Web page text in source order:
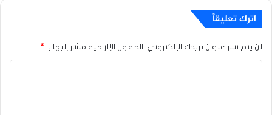
اترك تعليقاً
لن يتم نشر عنوان بريدك الإلكتروني. الحقول الإلزامية مشار إليها بـ *